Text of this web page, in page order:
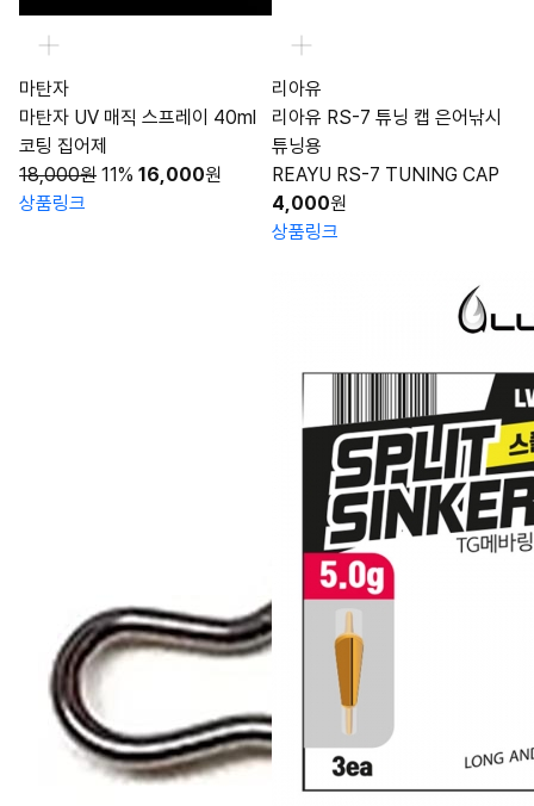
마탄자
마탄자 UV 매직 스프레이 40ml
코팅 집어제
18,000원 11% 16,000원
상품링크
리아유
리아유 RS-7 튜닝 캡 은어낚시
튜닝용
REAYU RS-7 TUNING CAP
4,000원
상품링크